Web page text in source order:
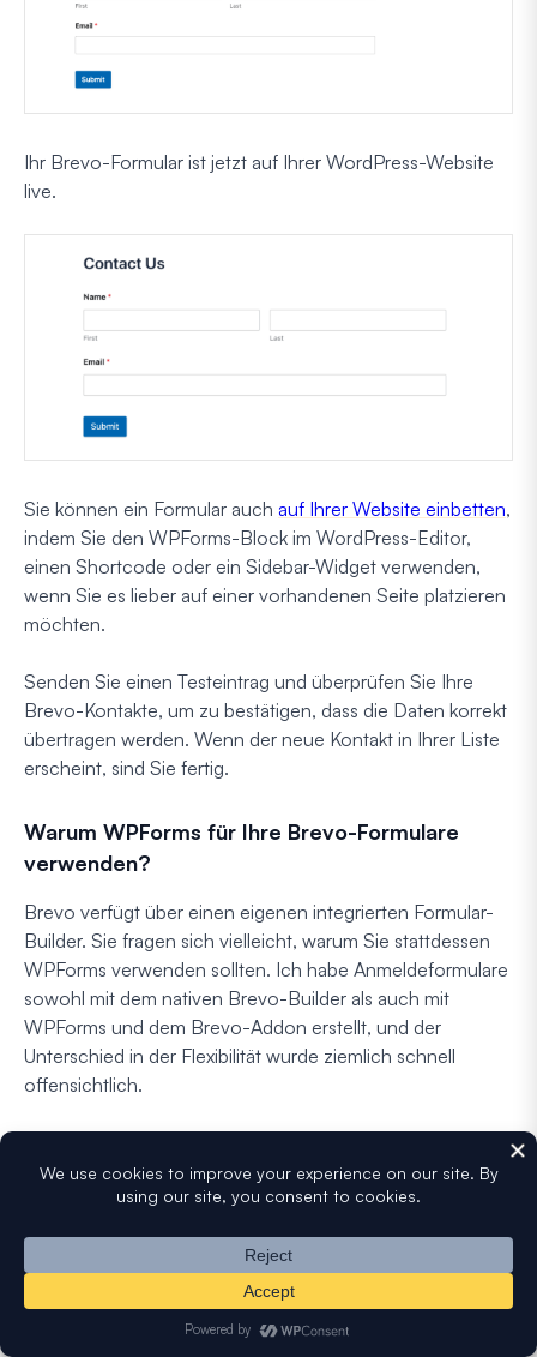
Ihr Brevo-Formular ist jetzt auf Ihrer WordPress-Website
live.
Sie können ein Formular auch auf Ihrer Website einbetten,
indem Sie den WPForms-Block im WordPress-Editor,
einen Shortcode oder ein Sidebar-Widget verwenden,
wenn Sie es lieber auf einer vorhandenen Seite platzieren
möchten.
Senden Sie einen Testeintrag und überprüfen Sie Ihre
Brevo-Kontakte, um zu bestätigen, dass die Daten korrekt
übertragen werden. Wenn der neue Kontakt in Ihrer Liste
erscheint, sind Sie fertig.
Warum WPForms für Ihre Brevo-Formulare
verwenden?
Brevo verfügt über einen eigenen integrierten Formular-
Builder. Sie fragen sich vielleicht, warum Sie stattdessen
WPForms verwenden sollten. Ich habe Anmeldeformulare
sowohl mit dem nativen Brevo-Builder als auch mit
WPForms und dem Brevo-Addon erstellt, und der
Unterschied in der Flexibilität wurde ziemlich schnell
offensichtlich.
grundlegende Anmeldefelder und einfache Stile
beschränkt. Wenn Sie mehrstufige Formulare,
bedingte Logik, die steuert, wer abonniert wird, oder
für höhere Konversionsraten wünschen,
benötigen Sie einen dedizierten Formular-Builder.